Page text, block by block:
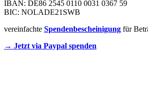
IBAN: DE86 2545 0110 0031 0367 59
BIC: NOLADE21SWB
vereinfachte Spendenbescheinigung für
→ Jetzt via Paypal spenden